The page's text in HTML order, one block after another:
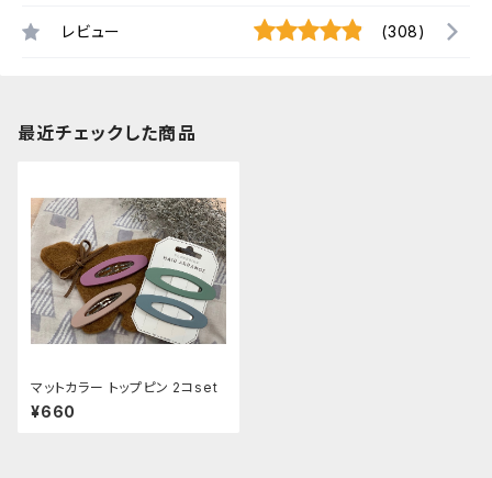
レビュー (308)
最近チェックした商品
マットカラー トップピン 2コset
¥660